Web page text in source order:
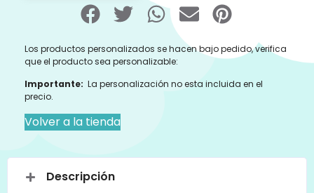
Los productos personalizados se hacen bajo pedido, verifica
que el producto sea personalizable:
Importante: La personalización no esta incluida en el
precio.
Volver a la tienda
Descripción